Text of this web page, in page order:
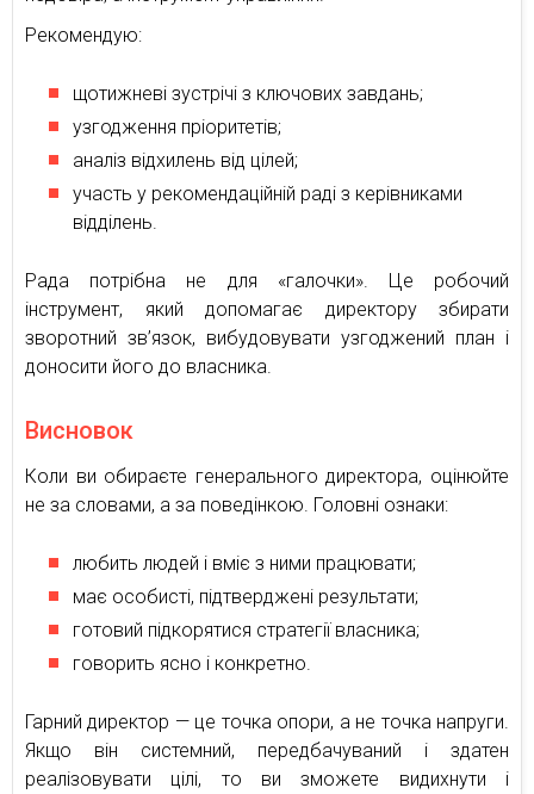
Рекомендую:
щотижневі зустрічі з ключових завдань;
узгодження пріоритетів;
аналіз відхилень від цілей;
участь у рекомендаційній раді з керівниками
відділень.
Рада потрібна не для «галочки». Це робочий
інструмент, який допомагає директору збирати
зворотний зв’язок, вибудовувати узгоджений план і
доносити його до власника.
Висновок
Коли ви обираєте генерального директора, оцінюйте
не за словами, а за поведінкою. Головні ознаки:
любить людей і вміє з ними працювати;
має особисті, підтверджені результати;
готовий підкорятися стратегії власника;
говорить ясно і конкретно.
Гарний директор — це точка опори, а не точка напруги.
Якщо він системний, передбачуваний і здатен
реалізовувати цілі, то ви зможете видихнути і